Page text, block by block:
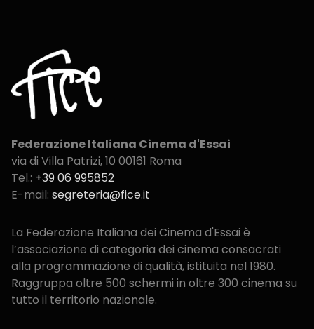
Federazione Italiana Cinema d'Essai
via di Villa Patrizi, 10 00161 Roma
Tel.: +39 06 995852
E-mail: segreteria@fice.it
La Federazione Italiana dei Cinema d'Essai è
l’associazione di categoria dei cinema consacrati
alla programmazione di qualità, istituita nel 1980.
Raggruppa oltre 500 schermi in oltre 300 cinema su
tutto il territorio nazionale.